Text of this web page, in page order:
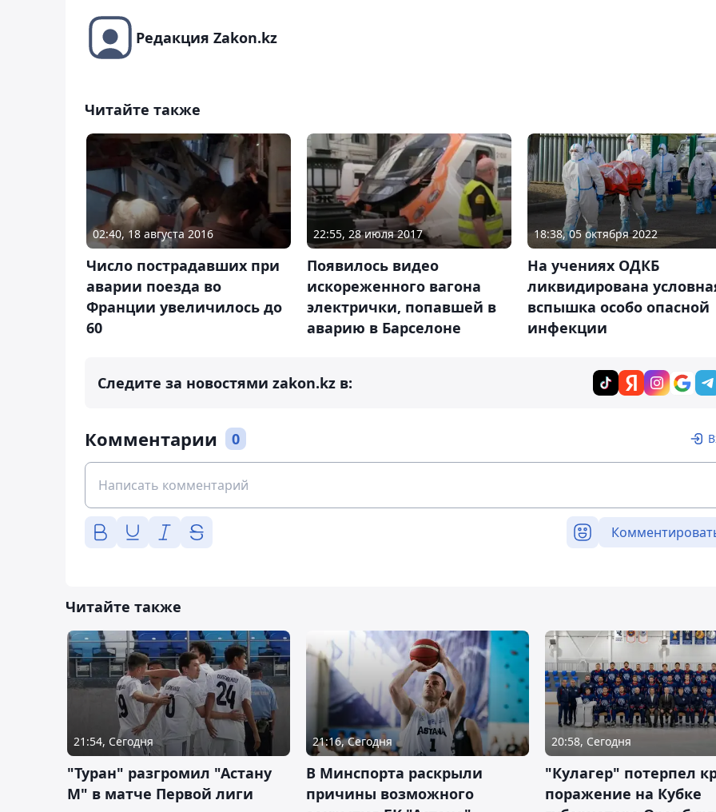
Редакция Zakon.kz
Читайте также
02:40, 18 августа 2016
Число пострадавших при
аварии поезда во
Франции увеличилось до
60
22:55, 28 июля 2017
Появилось видео
искореженного вагона
электрички, попавшей в
аварию в Барселоне
18:38, 05 октября 2022
На учениях ОДКБ
ликвидирована
вспышка особо опасной
инфекции
Следите за новостями zakon.kz в:
Комментарии 0
Читайте также
21:54, Сегодня
"Туран" разгромил "Астану
М" в матче Первой лиги
21:16, Сегодня
В Минспорта раскрыли
причины возможного
20:58, Сегодня
"Кулагер" потерпел
поражение на Кубке